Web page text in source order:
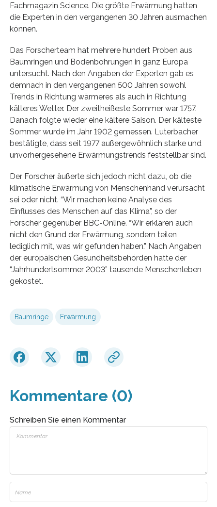
Fachmagazin Science. Die größte Erwärmung hatten
die Experten in den vergangenen 30 Jahren ausmachen
können.
Das Forscherteam hat mehrere hundert Proben aus
Baumringen und Bodenbohrungen in ganz Europa
untersucht. Nach den Angaben der Experten gab es
demnach in den vergangenen 500 Jahren sowohl
Trends in Richtung wärmeres als auch in Richtung
kälteres Wetter. Der zweitheißeste Sommer war 1757.
Danach folgte wieder eine kältere Saison. Der kälteste
Sommer wurde im Jahr 1902 gemessen. Luterbacher
bestätigte, dass seit 1977 außergewöhnlich starke und
unvorhergesehene Erwärmungstrends feststellbar sind.
Der Forscher äußerte sich jedoch nicht dazu, ob die
klimatische Erwärmung von Menschenhand verursacht
sei oder nicht. “Wir machen keine Analyse des
Einflusses des Menschen auf das Klima”, so der
Forscher gegenüber BBC-Online. “Wir erklären auch
nicht den Grund der Erwärmung, sondern teilen
lediglich mit, was wir gefunden haben.” Nach Angaben
der europäischen Gesundheitsbehörden hatte der
“Jahrhundertsommer 2003” tausende Menschenleben
gekostet.
Baumringe Erwärmung
Kommentare (0)
Schreiben Sie einen Kommentar